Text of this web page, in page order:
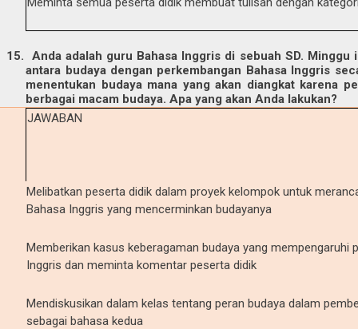
15.
Anda adalah guru Bahasa Inggris di sebuah SD.
antara budaya dengan perkembangan Bahasa Inggris
menentukan budaya mana yang akan diangkat karena
berbagai macam budaya. Apa yang akan Anda lakukan?
JAWABAN
Melibatkan peserta didik dalam proyek kelompok untuk
Bahasa Inggris yang mencerminkan budayanya
Memberikan kasus keberagaman budaya yang mempengaruhi
Inggris dan meminta komentar peserta didik
Mendiskusikan dalam kelas tentang peran budaya dalam
sebagai bahasa kedua